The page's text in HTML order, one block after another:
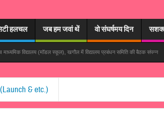
हलचल जब हम जवां थें वो संघर्षमय दिन
(मॉडल स्कूल), खगौल में विद्यालय प्रबंधन समिति की बैठक संपन्न यश
& etc.)